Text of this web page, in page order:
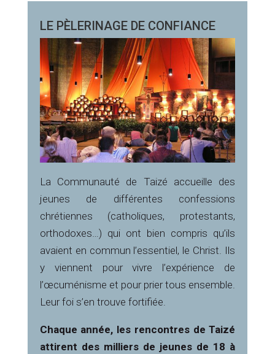
LE PÈLERINAGE DE CONFIANCE
La Communauté de Taizé accueille des
jeunes de différentes confessions
chrétiennes (catholiques, protestants,
orthodoxes…) qui ont bien compris qu’ils
avaient en commun l’essentiel, le Christ. Ils
y viennent pour vivre l’expérience de
l’œcuménisme et pour prier tous ensemble.
Leur foi s’en trouve fortifiée.
Chaque année, les rencontres de Taizé
attirent des milliers de jeunes de 18 à